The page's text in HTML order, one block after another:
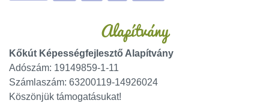
Alapítvány
Kőkút Képességfejlesztő Alapítvány
Adószám: 19149859-1-11
Számlaszám: 63200119-14926024
Köszönjük támogatásukat!